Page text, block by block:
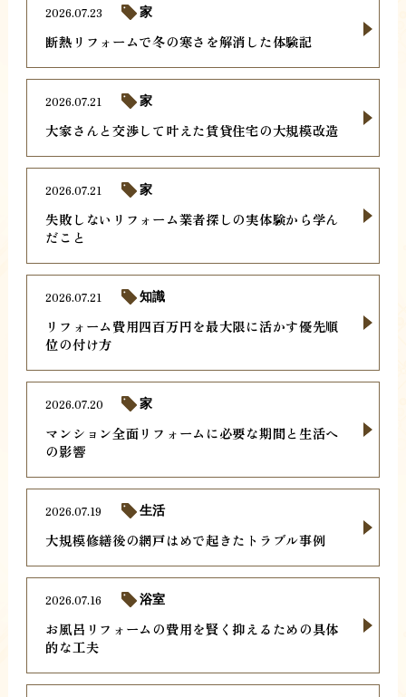
断熱リフォームで冬の寒さを解消した体験記
2026.07.23 家
大家さんと交渉して叶えた賃貸住宅の大規模改造
2026.07.21 家
失敗しないリフォーム業者探しの実体験から学ん
だこと
2026.07.21 家
リフォーム費用四百万円を最大限に活かす優先順
位の付け方
2026.07.21 知識
マンション全面リフォームに必要な期間と生活へ
の影響
2026.07.20 家
大規模修繕後の網戸はめで起きたトラブル事例
2026.07.19 生活
お風呂リフォームの費用を賢く抑えるための具体
的な工夫
2026.07.16 浴室